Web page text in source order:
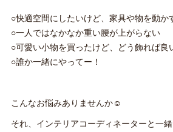
○快適空間にしたいけど、家具や物を動か
○一人ではなかなか重い腰が上がらない
○可愛い小物を買ったけど、どう飾れば良
○誰か一緒にやってー！
こんなお悩みありませんか☺️
それ、インテリアコーディネーターと一